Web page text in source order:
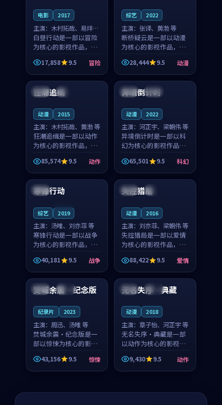
电影 2017
主演： 木村拓哉、易烊千
玺 等
白昼行动是一部以冒险
为核心的影视作品，围
绕危机、反转与人物成
长展开，整体节奏紧
凑，值得推荐观看。
17,858 9.5 冒险
综艺 2022
主演： 张译、黄渤 等
断桥疑云是一部以动漫
为核心的影视作品，围
绕危机、反转与人物成
长展开，整体节奏紧
凑，值得推荐观看。
28,444 9.5 动漫
泰国 院线
狂潮追缉
动漫 2015
主演： 木村拓哉、黄渤 等
狂潮追缉是一部以动作
为核心的影视作品，围
绕危机、反转与人物成
长展开，整体节奏紧
凑，值得推荐观看。
85,574 9.5 动作
韩国 院线
异境倒计时
动漫 2022
主演： 河正宇、梁朝伟 等
异境倒计时是一部以科
幻为核心的影视作品，
围绕危机、反转与人物
成长展开，整体节奏紧
凑，值得推荐观看。
65,501 9.5 科幻
韩国
寒锋行动
综艺 2019
主演： 汤唯、刘亦菲 等
寒锋行动是一部以战争
为核心的影视作品，围
绕危机、反转与人物成
长展开，整体节奏紧
凑，值得推荐观看。
40,181 9.5 战争
泰国 热播
失控猎局
动漫 2016
主演： 刘亦菲、梁朝伟 等
失控猎局是一部以爱情
为核心的影视作品，围
绕危机、反转与人物成
长展开，整体节奏紧
凑，值得推荐观看。
88,422 9.5 爱情
韩国 完结
焚城余震·纪念版
纪录片 2023
主演： 周迅、汤唯 等
焚城余震·纪念版是一
部以惊悚为核心的影视
作品，围绕危机、反转
与人物成长展开，整体
节奏紧凑，值得推荐观
43,156 9.5 惊悚
法国 高分
无名失序·典藏
动漫 2018
主演： 章子怡、河正宇 等
无名失序·典藏是一部
以动作为核心的影视作
品，围绕危机、反转与
人物成长展开，整体节
奏紧凑，值得推荐观
9,430 9.5 动作